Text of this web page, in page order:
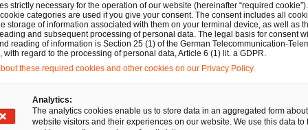
Repositories, SRs),
DRSPs), bestimmte EU-
aus Drittstaaten (Central Counterparties,
der Consolidated Tape Providers (CTPs), die künftig
– gemeinsam mit der Europäischen
strictly necessary for the operation of our website (hereinafter “required
categories are used if you give your consent. The consent includes all
storage of information associated with them on your terminal device, as well as
and subsequent processing of personal data. The legal basis for consent
reading of information is Section 25 (1) of the German Telecommunication-
with regard to the processing of personal data, Article 6 (1) lit. a GDPR.
these required cookies and other cookies on our Privacy Policy.
Analytics:
The analytics cookies enable us to store data in an aggregated form
website visitors and their experiences on our website. We use this data to